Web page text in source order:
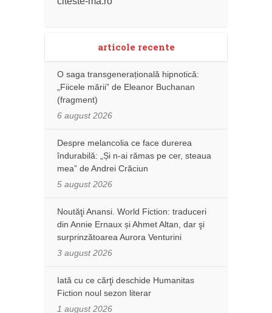
articole recente
O saga transgenerațională hipnotică:
„Fiicele mării” de Eleanor Buchanan
(fragment)
6 august 2026
Despre melancolia ce face durerea
îndurabilă: „Și n-ai rămas pe cer, steaua
mea” de Andrei Crăciun
5 august 2026
Noutăţi Anansi. World Fiction: traduceri
din Annie Ernaux și Ahmet Altan, dar şi
surprinzătoarea Aurora Venturini
3 august 2026
Iată cu ce cărţi deschide Humanitas
Fiction noul sezon literar
1 august 2026